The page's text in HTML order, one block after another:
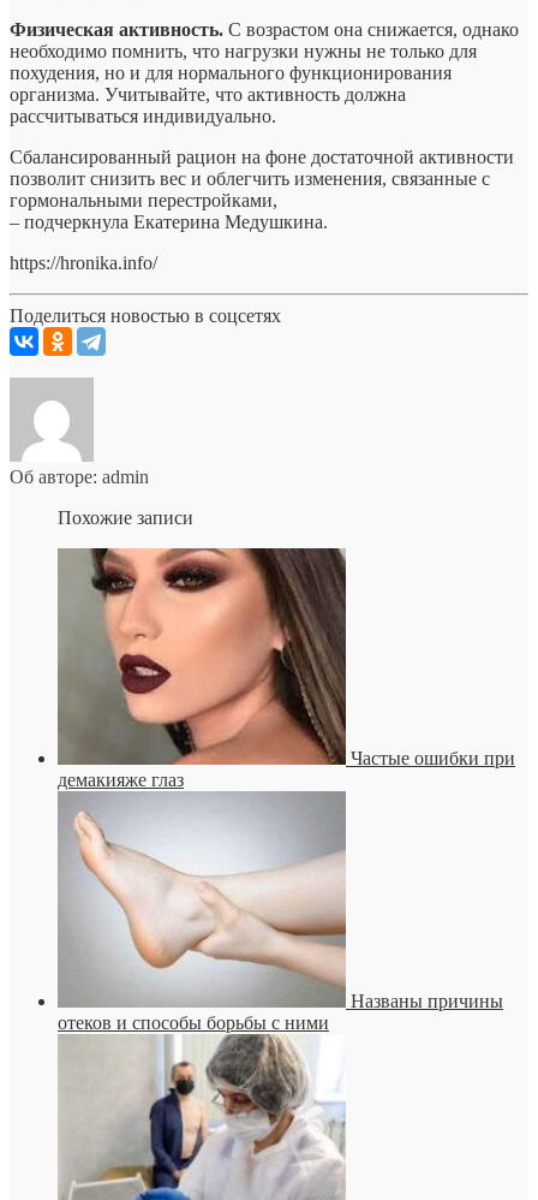
Физическая активность. С возрастом она снижается, однако
необходимо помнить, что нагрузки нужны не только для
похудения, но и для нормального функционирования
организма. Учитывайте, что активность должна
рассчитываться индивидуально.
Сбалансированный рацион на фоне достаточной активности
позволит снизить вес и облегчить изменения, связанные с
гормональными перестройками,
– подчеркнула Екатерина Медушкина.
https://hronika.info/
Поделиться новостью в соцсетях
Об авторе: admin
Похожие записи
Частые ошибки при
демакияже глаз
Названы причины
отеков и способы борьбы с ними